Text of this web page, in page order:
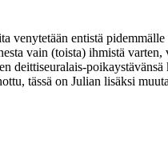
venytetään entistä
vain (toista) ihmistä
deittiseuralais-
tässä on Julian lisäksi